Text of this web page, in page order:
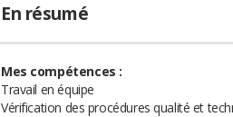
En résumé
Mes compétences :
Travail en équipe
Vérification des procédures qualité et